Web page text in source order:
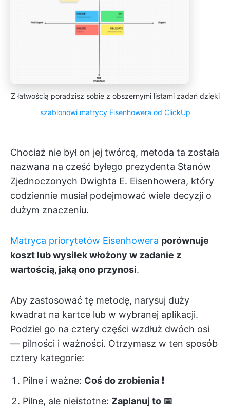
Z łatwością poradzisz sobie z obszernymi listami zadań dzięki
szablonowi matrycy Eisenhowera od ClickUp
Chociaż nie był on jej twórcą, metoda ta została
nazwana na cześć byłego prezydenta Stanów
Zjednoczonych Dwighta E. Eisenhowera, który
codziennie musiał podejmować wiele decyzji o
dużym znaczeniu.
Matryca priorytetów Eisenhowera porównuje
koszt lub wysiłek włożony w zadanie z
wartością, jaką ono przynosi.
Aby zastosować tę metodę, narysuj duży
kwadrat na kartce lub w wybranej aplikacji.
Podziel go na cztery części wzdłuż dwóch osi
— pilności i ważności. Otrzymasz w ten sposób
cztery kategorie:
Pilne i ważne: Coś do zrobienia ❗
Pilne, ale nieistotne: Zaplanuj to 📅